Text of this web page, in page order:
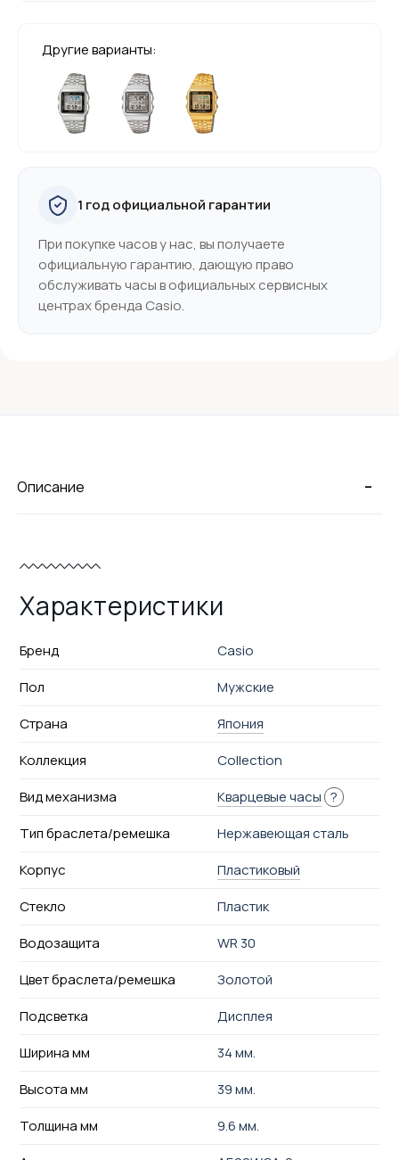
Другие варианты:
1 год официальной гарантии
При покупке часов у нас, вы получаете
официальную гарантию, дающую право
обслуживать часы в официальных сервисных
центрах бренда Casio.
-
Описание
Характеристики
Бренд
Casio
Пол
Мужские
Страна
Япония
Коллекция
Collection
Вид механизма
Кварцевые часы ?
Тип браслета/ремешка
Нержавеющая сталь
Корпус
Пластиковый
Стекло
Пластик
Водозащита
WR 30
Цвет браслета/ремешка
Золотой
Подсветка
Дисплея
Ширина мм
34 мм.
Высота мм
39 мм.
Толщина мм
9.6 мм.